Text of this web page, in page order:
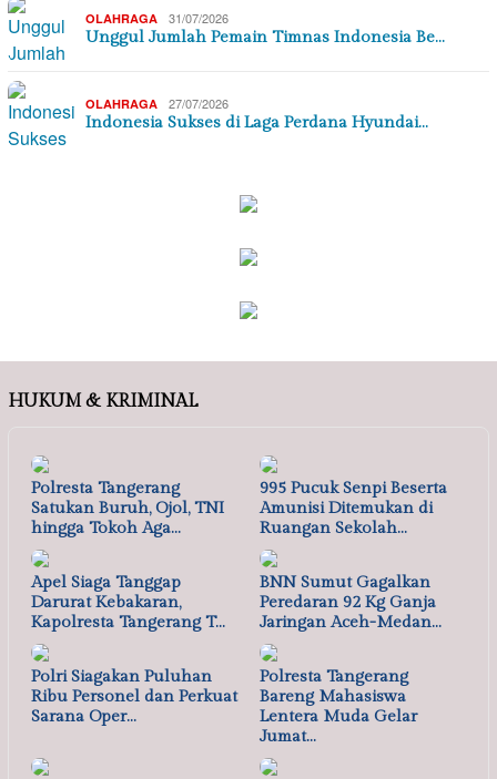
OLAHRAGA 31/07/2026
Unggul Jumlah Pemain Timnas Indonesia Be…
OLAHRAGA 27/07/2026
Indonesia Sukses di Laga Perdana Hyundai…
HUKUM & KRIMINAL
Polresta Tangerang
Satukan Buruh, Ojol, TNI
hingga Tokoh Aga…
995 Pucuk Senpi Beserta
Amunisi Ditemukan di
Ruangan Sekolah…
Apel Siaga Tanggap
Darurat Kebakaran,
Kapolresta Tangerang T…
BNN Sumut Gagalkan
Peredaran 92 Kg Ganja
Jaringan Aceh-Medan…
Polri Siagakan Puluhan
Ribu Personel dan Perkuat
Sarana Oper…
Polresta Tangerang
Bareng Mahasiswa
Lentera Muda Gelar
Jumat…